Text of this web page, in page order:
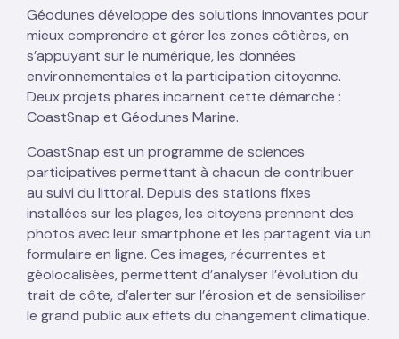
Géodunes développe des solutions innovantes pour
mieux comprendre et gérer les zones côtières, en
s’appuyant sur le numérique, les données
environnementales et la participation citoyenne.
Deux projets phares incarnent cette démarche :
CoastSnap et Géodunes Marine.
CoastSnap est un programme de sciences
participatives permettant à chacun de contribuer
au suivi du littoral. Depuis des stations fixes
installées sur les plages, les citoyens prennent des
photos avec leur smartphone et les partagent via un
formulaire en ligne. Ces images, récurrentes et
géolocalisées, permettent d’analyser l’évolution du
trait de côte, d’alerter sur l’érosion et de sensibiliser
le grand public aux effets du changement climatique.